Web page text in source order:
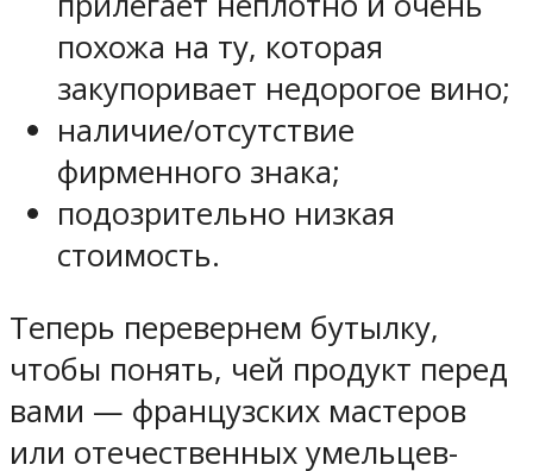
похожа на ту, которая
закупоривает недорогое вино;
наличие/отсутствие
фирменного знака;
подозрительно низкая
стоимость.
Теперь перевернем бутылку,
чтобы понять, чей продукт перед
вами — французских мастеров
или отечественных умельцев-